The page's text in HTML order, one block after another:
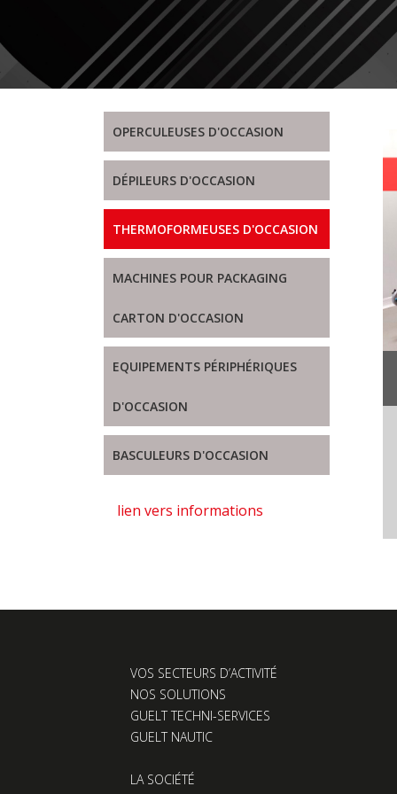
OPERCULEUSES D'OCCASION
DÉPILEURS D'OCCASION
THERMOFORMEUSES D'OCCASION
MACHINES POUR PACKAGING
CARTON D'OCCASION
EQUIPEMENTS PÉRIPHÉRIQUES
D'OCCASION
BASCULEURS D'OCCASION
lien vers informations
VOS SECTEURS D’ACTIVITÉ
NOS SOLUTIONS
GUELT TECHNI-SERVICES
GUELT NAUTIC
LA SOCIÉTÉ